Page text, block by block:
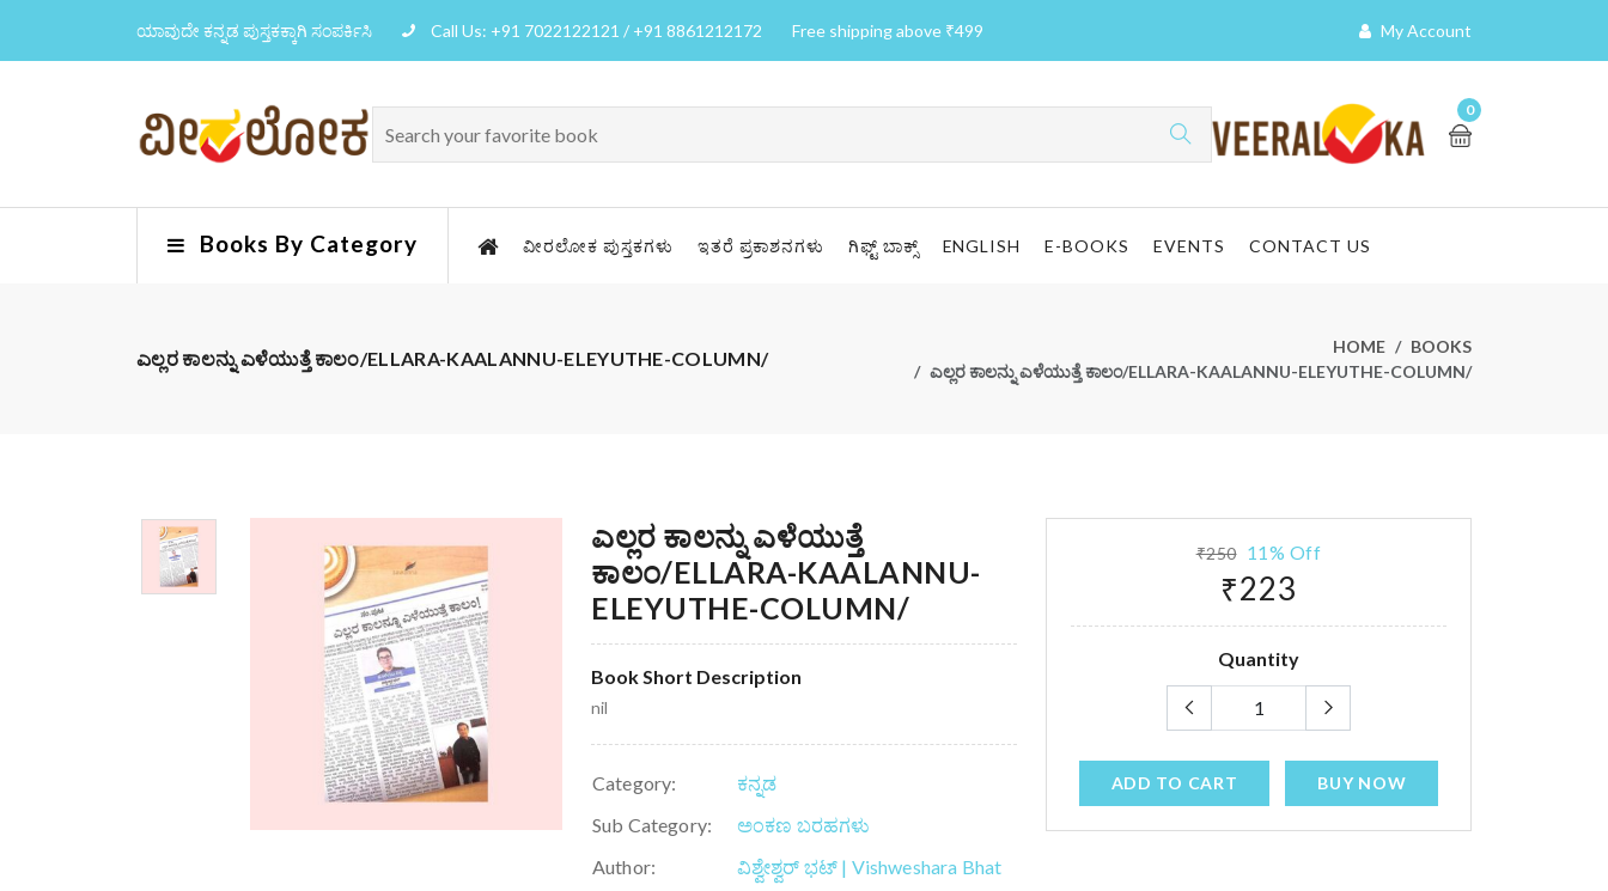
ಯಾವುದೇ ಕನ್ನಡ ಪುಸ್ತಕಕ್ಕಾಗಿ ಸಂಪರ್ಕಿಸಿ Call Us: +91 7022122121 / +91 8861212172 Free shipping above ₹499 My Account
0
Books By Category ವೀರಲೋಕ ಪುಸ್ತಕಗಳು ಇತರೆ ಪ್ರಕಾಶನಗಳು ಗಿಫ್ಟ್ ಬಾಕ್ಸ್ ENGLISH E-BOOKS EVENTS CONTACT US
ಎಲ್ಲರ ಕಾಲನ್ನು ಎಳೆಯುತ್ತೆ ಕಾಲಂ/ELLARA-KAALANNU-ELEYUTHE-COLUMN/
HOME
BOOKS
ಎಲ್ಲರ ಕಾಲನ್ನು ಎಳೆಯುತ್ತೆ ಕಾಲಂ/ELLARA-KAALANNU-ELEYUTHE-COLUMN/
ಎಲ್ಲರ ಕಾಲನ್ನು ಎಳೆಯುತ್ತೆ
ಕಾಲಂ/ELLARA-KAALANNU-
ELEYUTHE-COLUMN/
Book Short Description
nil
Category:
ಕನ್ನಡ
Sub Category:
ಅಂಕಣ ಬರಹಗಳು
Author:
ವಿಶ್ವೇಶ್ವರ್ ಭಟ್ | Vishweshara Bhat
₹250 11% Off
₹223
Quantity
ADD TO CART BUY NOW